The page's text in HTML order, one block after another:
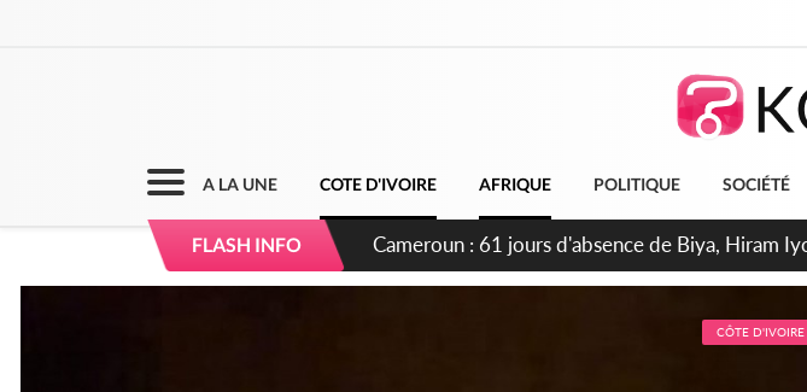
A LA UNE COTE D'IVOIRE AFRIQUE POLITIQUE SOCIÉTÉ
FLASH INFO Côte d'Ivoire : Fin de la pagaille au PDCI-RDA,
CÔTE D'IVOIRE